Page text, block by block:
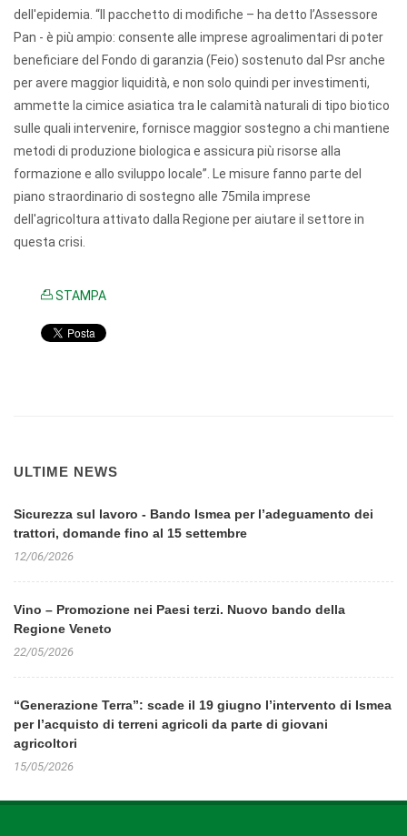
dell'epidemia. “Il pacchetto di modifiche – ha detto l’Assessore
Pan - è più ampio: consente alle imprese agroalimentari di poter
beneficiare del Fondo di garanzia (Feio) sostenuto dal Psr anche
per avere maggior liquidità, e non solo quindi per investimenti,
ammette la cimice asiatica tra le calamità naturali di tipo biotico
sulle quali intervenire, fornisce maggior sostegno a chi mantiene
metodi di produzione biologica e assicura più risorse alla
formazione e allo sviluppo locale”. Le misure fanno parte del
piano straordinario di sostegno alle 75mila imprese
dell'agricoltura attivato dalla Regione per aiutare il settore in
questa crisi.
STAMPA
ULTIME NEWS
Sicurezza sul lavoro - Bando Ismea per l’adeguamento dei
trattori, domande fino al 15 settembre
12/06/2026
Vino – Promozione nei Paesi terzi. Nuovo bando della
Regione Veneto
22/05/2026
“Generazione Terra”: scade il 19 giugno l’intervento di Ismea
per l’acquisto di terreni agricoli da parte di giovani
agricoltori
15/05/2026